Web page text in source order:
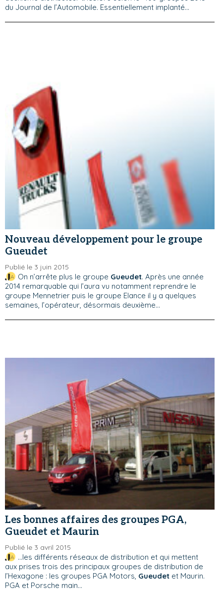
du Journal de l’Automobile. Essentiellement implanté...
Nouveau développement pour le groupe
Gueudet
Publié le 3 juin 2015
On n’arrête plus le groupe Gueudet. Après une année
2014 remarquable qui l’aura vu notamment reprendre le
groupe Mennetrier puis le groupe Elance il y a quelques
semaines, l’opérateur, désormais deuxième...
Les bonnes affaires des groupes PGA,
Gueudet et Maurin
Publié le 3 avril 2015
...les différents réseaux de distribution et qui mettent
aux prises trois des principaux groupes de distribution de
l’Hexagone : les groupes PGA Motors, Gueudet et Maurin.
PGA et Porsche main...